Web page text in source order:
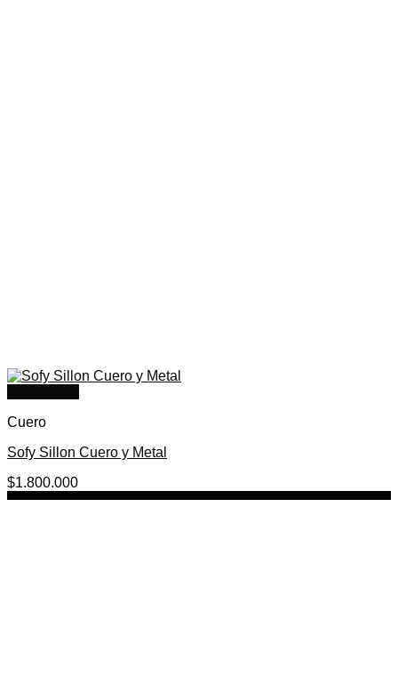
Cuero
Sofy Sillon Cuero y Metal
$1.800.000